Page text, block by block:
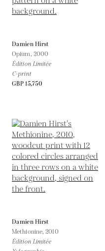
Damien Hirst
Opium, 2000
Édition Limitée
C-print
GBP 15,750
Damien Hirst
Methionine,2010
Édition Limitée